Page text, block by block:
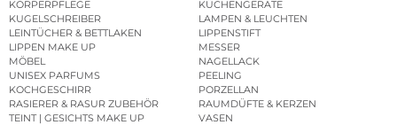
KÖRPERPFLEGE
KÜCHENGERÄTE
KUGELSCHREIBER
LAMPEN & LEUCHTEN
LEINTÜCHER & BETTLAKEN
LIPPENSTIFT
LIPPEN MAKE UP
MESSER
MÖBEL
NAGELLACK
UNISEX PARFUMS
PEELING
KOCHGESCHIRR
PORZELLAN
RASIERER & RASUR ZUBEHÖR
RAUMDÜFTE & KERZEN
TEINT | GESICHTS MAKE UP
VASEN